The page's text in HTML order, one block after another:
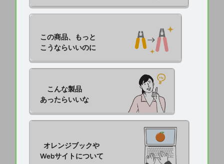
この商品、もっと
こうならいいのに
こんな製品
あったらいいな
オレンジブックや
Webサイトについて